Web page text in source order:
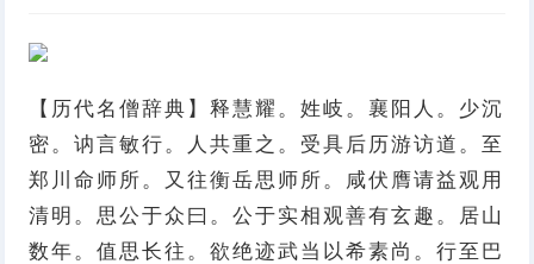
【历代名僧辞典】释慧耀。姓岐。襄阳人。少沉
密。讷言敏行。人共重之。受具后历游访道。至
郑川命师所。又往衡岳思师所。咸伏膺请益观用
清明。思公于众曰。公于实相观善有玄趣。居山
数年。值思长往。欲绝迹武当以希素尚。行至巴